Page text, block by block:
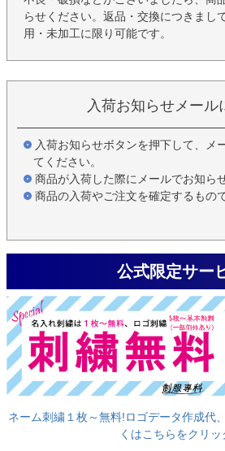
らせください。返品・交換につきまし
用・未加工に限り可能です。
入荷お知らせメール
入荷お知らせボタンを押下して、メ
てください。
商品が入荷した際にメールでお知ら
商品の入荷やご注文を確定するもの
公式限定サー
ネーム刺繍１枚～無料!ロゴデータ作成代
くはこちらをクリッ